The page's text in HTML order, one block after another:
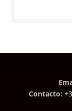
Contacto: